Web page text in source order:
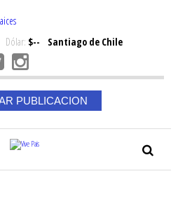
$--
Santiago de Chile
PUBLICACION